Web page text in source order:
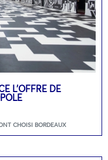
L’OFFRE DE
CHOISI BORDEAUX